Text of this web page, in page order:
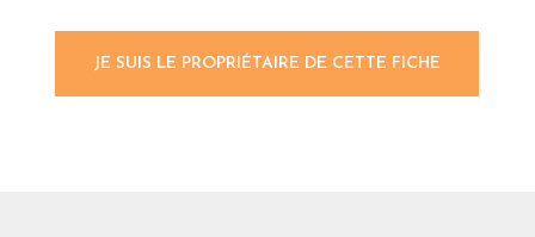
JE SUIS LE PROPRIÉTAIRE DE CETTE FICHE